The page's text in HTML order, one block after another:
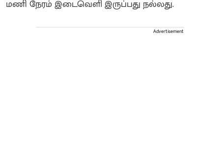
மணி நேரம் இடைவெளி இருப்பது நல்லது.
Advertisement